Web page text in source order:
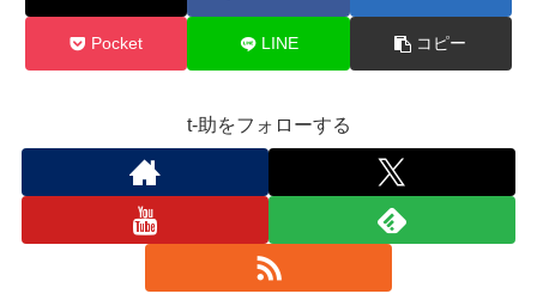
Pocket LINE コピー
t-助をフォローする